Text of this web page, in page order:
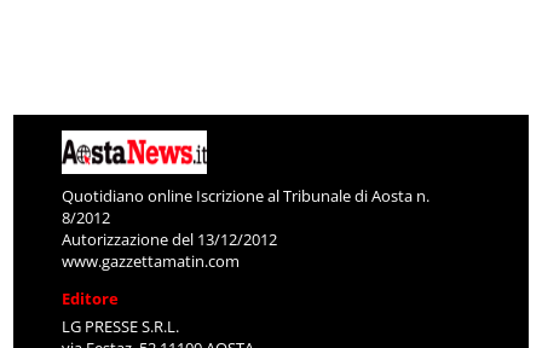
Quotidiano online Iscrizione al Tribunale di Aosta n.
8/2012
Autorizzazione del 13/12/2012
www.gazzettamatin.com
Editore
LG PRESSE S.R.L.